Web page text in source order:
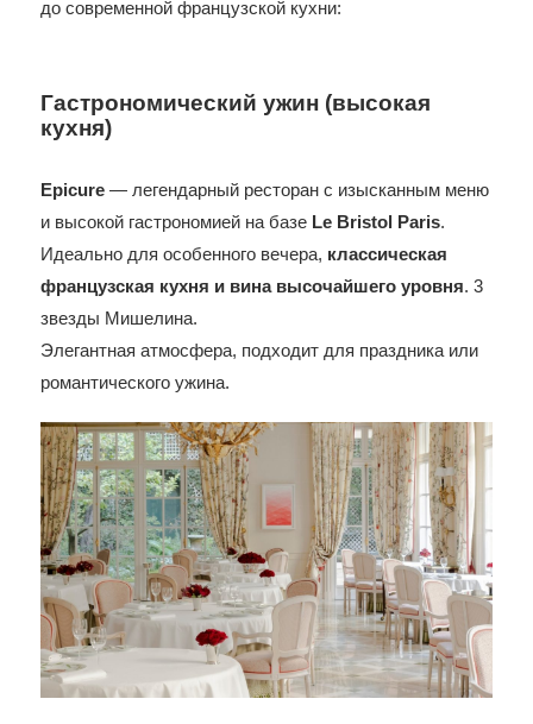
до современной французской кухни:
Гастрономический ужин (высокая
кухня)
Epicure — легендарный ресторан с изысканным меню
и высокой гастрономией на базе Le Bristol Paris.
Идеально для особенного вечера, классическая
французская кухня и вина высочайшего уровня. 3
звезды Мишелина.
Элегантная атмосфера, подходит для праздника или
романтического ужина.